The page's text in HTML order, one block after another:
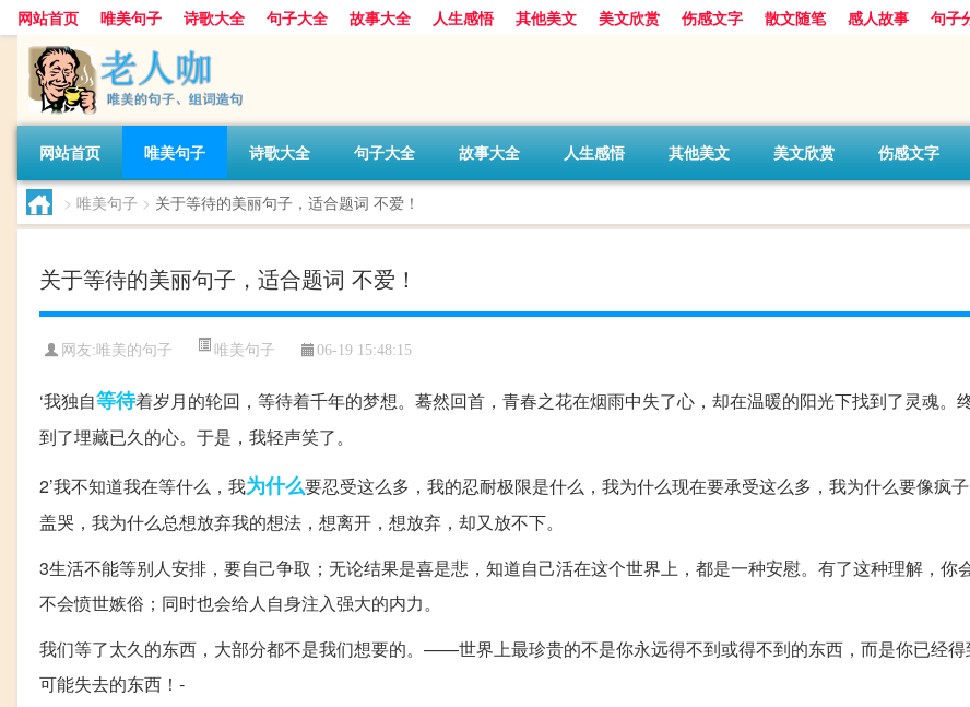
网站首页 唯美句子 诗歌大全 句子大全 故事大全 人生感悟 其他美文 美文欣赏 伤感文字 散文随笔 感人故事 句子
网站首页 唯美句子 诗歌大全 句子大全 故事大全 人生感悟 其他美文 美文欣赏 伤感文字
> 唯美句子 > 关于等待的美丽句子，适合题词 不爱！
关于等待的美丽句子，适合题词 不爱！
网友:唯美的句子 唯美句子 06-19 15:48:15
‘我独自等待着岁月的轮回，等待着千年的梦想。蓦然回首，青春之花在烟雨中失了心，却在温暖的阳光下找到了灵魂。
到了埋藏已久的心。于是，我轻声笑了。
2’我不知道我在等什么，我为什么要忍受这么多，我的忍耐极限是什么，我为什么现在要承受这么多，我为什么要像疯
盖哭，我为什么总想放弃我的想法，想离开，想放弃，却又放不下。
3生活不能等别人安排，要自己争取；无论结果是喜是悲，知道自己活在这个世界上，都是一种安慰。有了这种理解，你
不会愤世嫉俗；同时也会给人自身注入强大的内力。
我们等了太久的东西，大部分都不是我们想要的。——世界上最珍贵的不是你永远得不到或得不到的东西，而是你已经
可能失去的东西！-